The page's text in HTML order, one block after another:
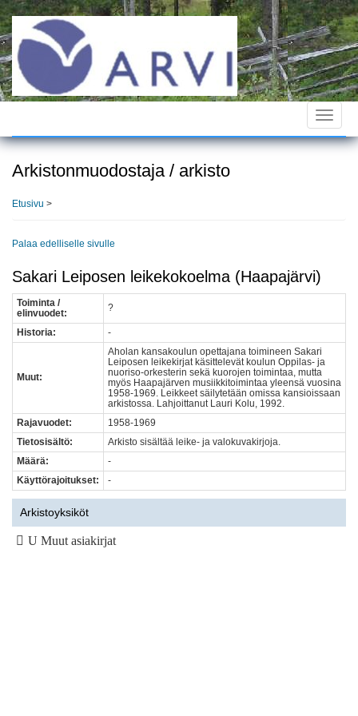
Hyppää
pääsisältöön
Toggle
Arkistonmuodostaja / arkisto
Etusivu >
Palaa edelliselle sivulle
Sakari Leiposen leikekokoelma (Haapajärvi)
Toiminta /
elinvuodet:
?
Historia: -
Muut:
Aholan kansakoulun opettajana toimineen Sakari
Leiposen leikekirjat käsittelevät koulun Oppilas- ja
nuoriso-orkesterin sekä kuorojen toimintaa, mutta
myös Haapajärven musiikkitoimintaa yleensä vuosina
1958-1969. Leikkeet säilytetään omissa kansioissaan
arkistossa. Lahjoittanut Lauri Kolu, 1992.
Rajavuodet:
1958-1969
Tietosisältö:
Arkisto sisältää leike- ja valokuvakirjoja.
Määrä:
-
Käyttörajoitukset:
-
Arkistoyksiköt
U Muut asiakirjat